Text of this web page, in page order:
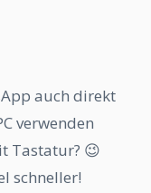
auch direkt
verwenden
Tastatur? 😉
schneller!